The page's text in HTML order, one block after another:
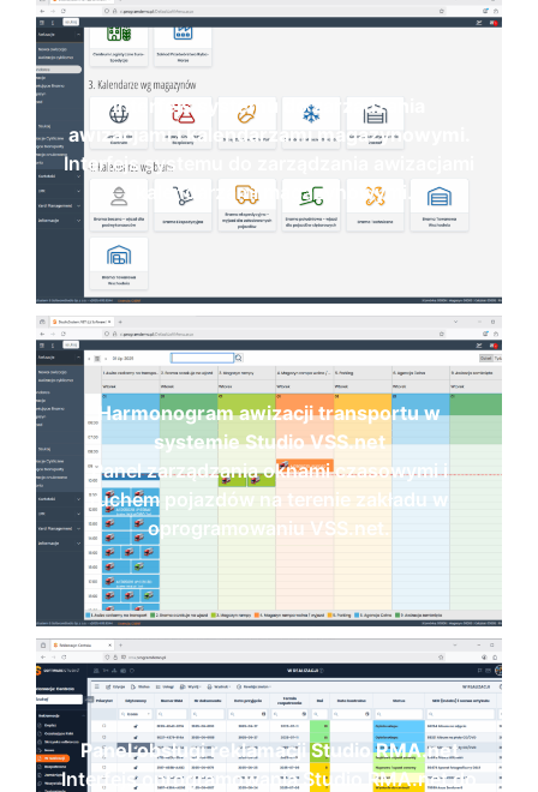
Interfejs systemu do zarządzania
awizacjami i kalendarzami magazynowymi.
Interfejs systemu do zarządzania awizacjami
i kalendarzami magazynowymi.
Harmonogram awizacji transportu w
systemie Studio VSS.net
Panel zarządzania oknami czasowymi i
ruchem pojazdów na terenie zakładu w
oprogramowaniu VSS.net.
Panel obsługi reklamacji Studio RMA.net
Interfejs oprogramowania Studio RMA.net do